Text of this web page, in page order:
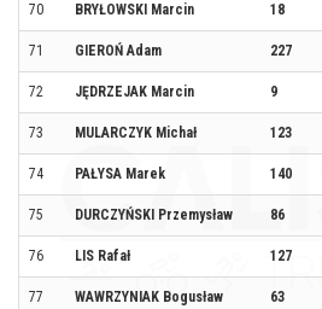
70 BRYŁOWSKI Marcin 18
71 GIEROŃ Adam 227
72 JĘDRZEJAK Marcin 9
73 MULARCZYK Michał 123
74 PAŁYSA Marek 140
75 DURCZYŃSKI Przemysław 86
76 LIS Rafał 127
77 WAWRZYNIAK Bogusław 63